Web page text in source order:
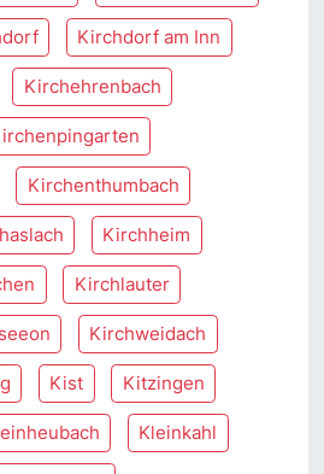
Kirchdorf am Inn
Kirchehrenbach
Kirchenthumbach
Kirchheim
Kirchlauter
Kirchweidach
Kist Kitzingen
Kleinkahl